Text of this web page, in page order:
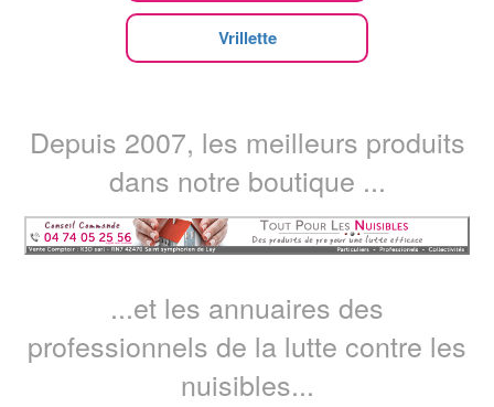
Vrillette
Depuis 2007, les meilleurs produits
dans notre boutique ...
...et les annuaires des
professionnels de la lutte contre les
nuisibles...